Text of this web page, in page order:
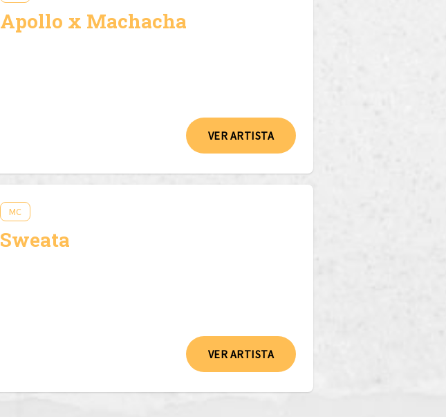
Apollo x Machacha
VER ARTISTA
MC
Sweata
VER ARTISTA